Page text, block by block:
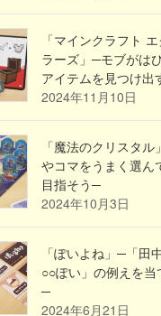
「マインクラフト
ラーズ」─モブがは
アイテムを見つけ出
2024年11月10日
「魔法のクリスタ
やコマをうまく選ん
目指そう─
2024年10月3日
「ぽいよね」─「田
○○ぽい」の例えを当
─
2024年6月21日